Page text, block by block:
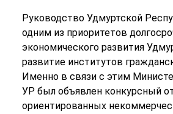
Руководство Удмуртской
одним из приоритетов
экономического развития
развитие институтов
Именно в связи с этим
УР был объявлен конкурсный
ориентированных